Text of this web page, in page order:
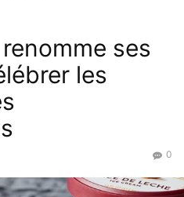
ses
les
0